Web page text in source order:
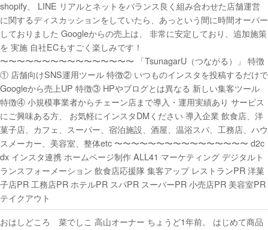
shopify、 LINE リアルとネットをバランス良く組み合わせた店舗運営
に関するディスカッションをしていたら、あっという間に時間オーバー
しておりました Googleからの売上は、 非常に安定しており、追加施策
を 実施 自社ECもすごく楽しみです！
〜〜〜〜〜〜〜〜〜〜〜〜〜〜〜〜 「TsunagarU（つながる）」 特徴
① 店舗向けSNS運用ツール 特徴② いつものインスタを投稿するだけで
Googleから売上UP 特徴③ HPやブログとは異なる 新しい集客ツール
特徴④ 小規模事業者からチェーン店まで導入・運用実績あり サービス
にご興味ある方、 お気軽にインスタDMください 導入企業 飲食店、洋
菓子店、カフェ、スーパー、宿泊施設、酒屋、温浴スパ、工務店、ハウ
スメーカー、美容室、整体etc 〜〜〜〜〜〜〜〜〜〜〜〜〜〜〜〜 d2c
dx インスタ連携 ホームページ制作 ALL41 マーケティング デジタルト
ランスフォーメーション 飲食店応援隊 集客アップ レストランPR 洋菓
子店PR 工務店PR ホテルPR スパPR スーパーPR 小売店PR 美容室PR
テイクアウト
おはしどころ 菜でしこ 高山オーナー ちょうど1年前。 はじめて商品